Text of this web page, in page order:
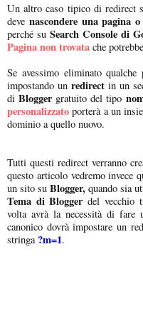
Un altro caso tipico di redirect
deve nascondere una pagina
perché su Search Console di
Pagina non trovata che
Se avessimo eliminato
impostando unredirectin un
diBloggergratuito del tipo
personalizzato porterà a un
dominio a quello nuovo.
Tutti questi redirect verranno
questo articolo vedremo invece
un sito suBlogger, quando sia
Tema di Bloggerdel vecchio
volta avrà la necessità di fare
canonico dovrà impostare un
stringa ?m=1.